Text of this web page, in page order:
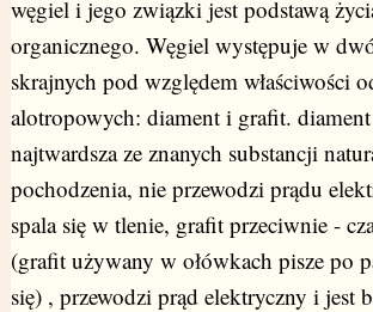
węgiel i jego związki jest podstawą
organicznego. Węgiel występuje w
skrajnych pod względem właściwości
alotropowych: diament i grafit.
najtwardsza ze znanych substancji
pochodzenia, nie przewodzi prądu
spala się w tlenie, grafit przeciwnie -
(grafit używany w ołówkach pisze po
się) , przewodzi prąd elektryczny i jest